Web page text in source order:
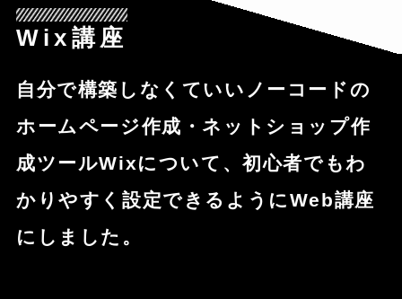
Wix講座
自分で構築しなくていいノーコードの
ホームページ作成・ネットショップ作
成ツールWixについて、初心者でもわ
かりやすく設定できるようにWeb講座
にしました。